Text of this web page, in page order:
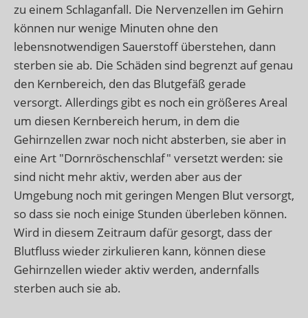
zu einem Schlaganfall. Die Nervenzellen im Gehirn
können nur wenige Minuten ohne den
lebensnotwendigen Sauerstoff überstehen, dann
sterben sie ab. Die Schäden sind begrenzt auf genau
den Kernbereich, den das Blutgefäß gerade
versorgt. Allerdings gibt es noch ein größeres Areal
um diesen Kernbereich herum, in dem die
Gehirnzellen zwar noch nicht absterben, sie aber in
eine Art "Dornröschenschlaf" versetzt werden: sie
sind nicht mehr aktiv, werden aber aus der
Umgebung noch mit geringen Mengen Blut versorgt,
so dass sie noch einige Stunden überleben können.
Wird in diesem Zeitraum dafür gesorgt, dass der
Blutfluss wieder zirkulieren kann, können diese
Gehirnzellen wieder aktiv werden, andernfalls
sterben auch sie ab.